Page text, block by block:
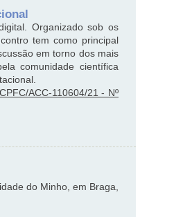
Organizado sob os
tem como principal
em torno dos mais
comunidade científica
ACC-110604/21 - Nº
do Minho, em Braga,